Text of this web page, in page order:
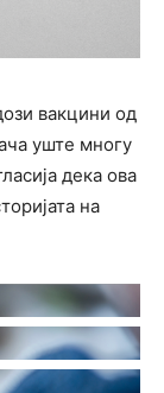
вакцини од
уште многу
дека ова
на